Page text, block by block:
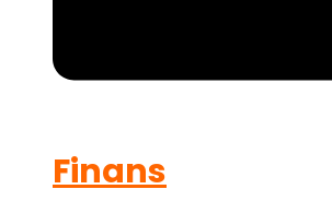
Finans